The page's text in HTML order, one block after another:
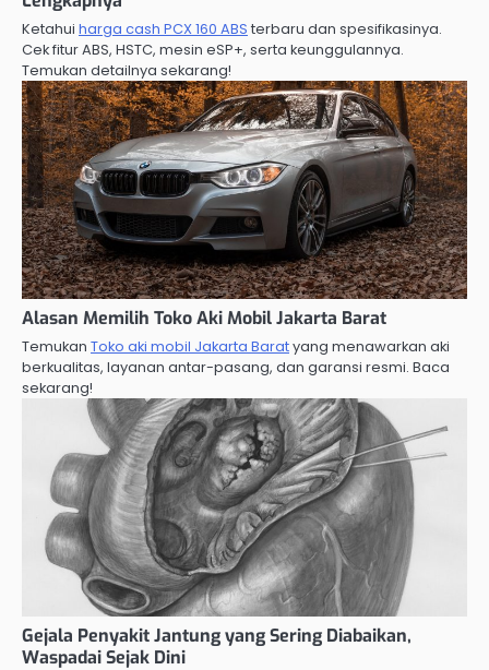
Ketahui harga cash PCX 160 ABS terbaru dan spesifikasinya.
Cek fitur ABS, HSTC, mesin eSP+, serta keunggulannya.
Temukan detailnya sekarang!
Alasan Memilih Toko Aki Mobil Jakarta Barat
Temukan Toko aki mobil Jakarta Baratyang menawarkan aki
berkualitas, layanan antar-pasang, dan garansi resmi. Baca
sekarang!
Gejala Penyakit Jantung yang Sering Diabaikan,
Waspadai Sejak Dini